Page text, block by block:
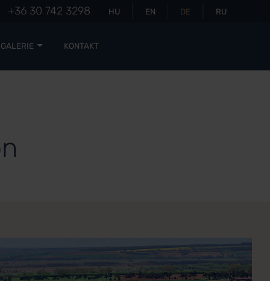
+36 30 742 3298 HU EN DE RU
KONTAKT